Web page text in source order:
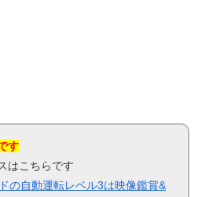
す
はこちらです
の自動運転レベル3は映像鑑賞&